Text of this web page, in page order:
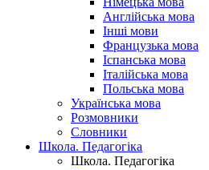
Англійська мова
Інші мови
Французька мова
Іспанська мова
Італійська мова
Польська мова
Українська мова
Розмовники
Словники
Школа. Педагогіка
Школа. Педагогіка